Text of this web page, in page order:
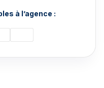
à l’agence :